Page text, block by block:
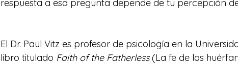
respuesta a esa pregunta depende de tu percepción
El Dr. Paul Vitz es profesor de psicología en la
libro titulado Faith of the Fatherless (La fe de los